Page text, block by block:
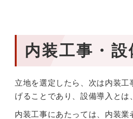
内装工事・設
立地を選定したら、次は内装
げることであり、設備導入とは
内装工事にあたっては、内装